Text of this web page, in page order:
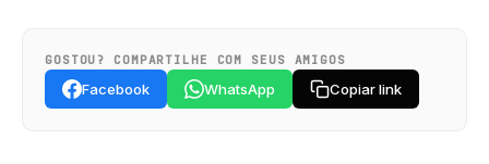
GOSTOU? COMPARTILHE COM SEUS AMIGOS
Facebook WhatsApp Copiar link